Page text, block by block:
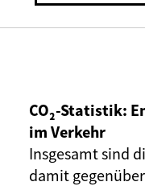
CO₂-Statistik:
im Verkehr
Insgesamt sind
damit